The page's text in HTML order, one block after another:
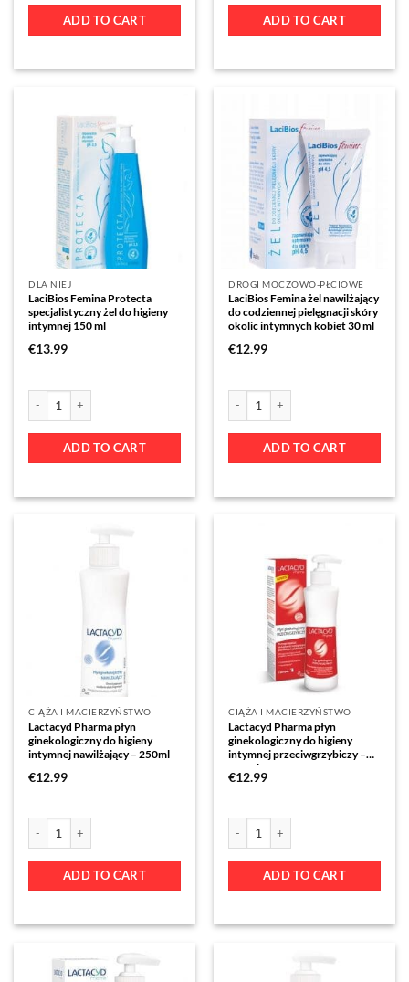
ADD TO CART ADD TO CART
DLA NIEJ
LaciBios Femina Protecta
specjalistyczny żel do higieny
intymnej 150 ml
€13.99
ADD TO CART
DROGI MOCZOWO-PŁCIOWE
LaciBios Femina żel nawilżający
do codziennej pielęgnacji skóry
okolic intymnych kobiet 30 ml
€12.99
ADD TO CART
CIĄŻA I MACIERZYŃSTWO
Lactacyd Pharma płyn
ginekologiczny do higieny
intymnej nawilżający – 250ml
€12.99
ADD TO CART
CIĄŻA I MACIERZYŃSTWO
Lactacyd Pharma płyn
ginekologiczny do higieny
intymnej przeciwgrzybiczy –
250ml
€12.99
ADD TO CART